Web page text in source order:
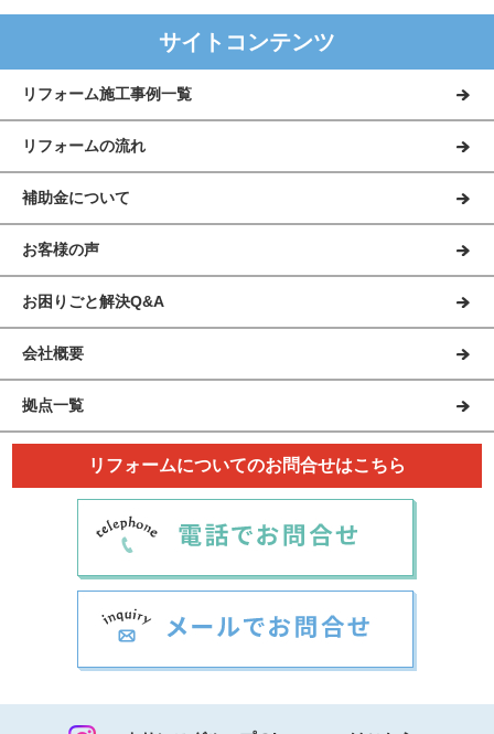
サイトコンテンツ
リフォーム施工事例一覧
リフォームの流れ
補助金について
お客様の声
お困りごと解決Q&A
会社概要
拠点一覧
リフォームについてのお問合せはこちら